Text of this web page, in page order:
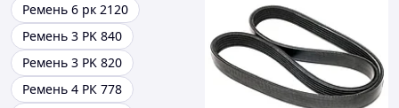
Ремень 6 рк 2120
Ремень 3 PK 840
Ремень 3 PK 820
Ремень 4 РК 778